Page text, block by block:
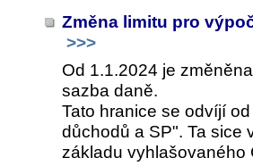
Změna limitu pro
>>>
Od 1.1.2024 je
sazba daně.
Tato hranice se odvíjí
důchodů a SP". Ta sice
základu vyhlašovaného